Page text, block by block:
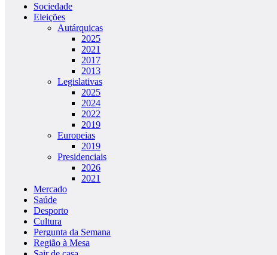
Sociedade
Eleições
Autárquicas
2025
2021
2017
2013
Legislativas
2025
2024
2022
2019
Europeias
2019
Presidenciais
2026
2021
Mercado
Saúde
Desporto
Cultura
Pergunta da Semana
Região à Mesa